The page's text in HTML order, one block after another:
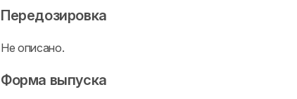
Передозировка
Не описано.
Форма выпуска